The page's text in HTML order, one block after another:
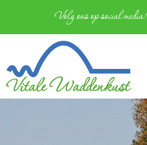
Volg ons op social media!